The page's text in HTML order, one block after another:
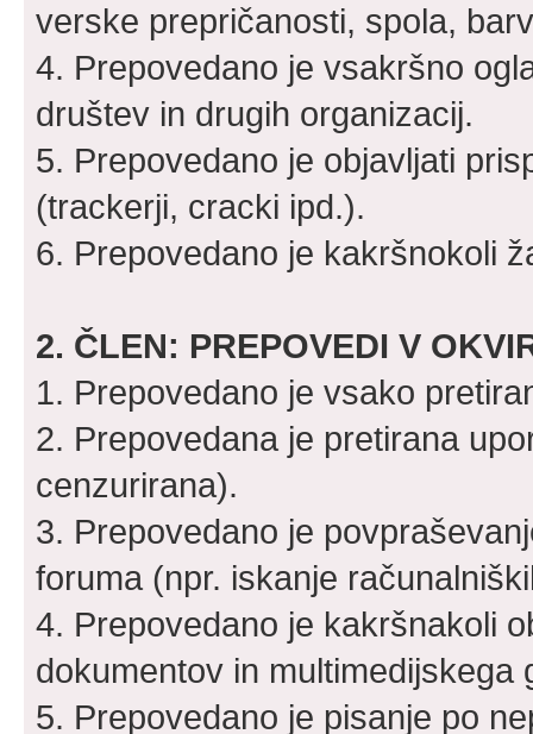
verske prepričanosti, spola,
4. Prepovedano je vsakršno
društev in drugih organizacij.
5. Prepovedano je objavljati
(trackerji, cracki ipd.).
6. Prepovedano je kakršnokoli
2. ČLEN: PREPOVEDI V
1. Prepovedano je vsako
2. Prepovedana je pretirana
cenzurirana).
3. Prepovedano je
foruma (npr. iskanje
4. Prepovedano je kakršnakoli
dokumentov in
5. Prepovedano je pisanje po